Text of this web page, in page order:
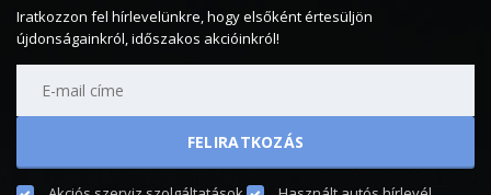
Iratkozzon fel hírlevelünkre, hogy elsőként értesüljön
újdonságainkról, időszakos akcióinkról!